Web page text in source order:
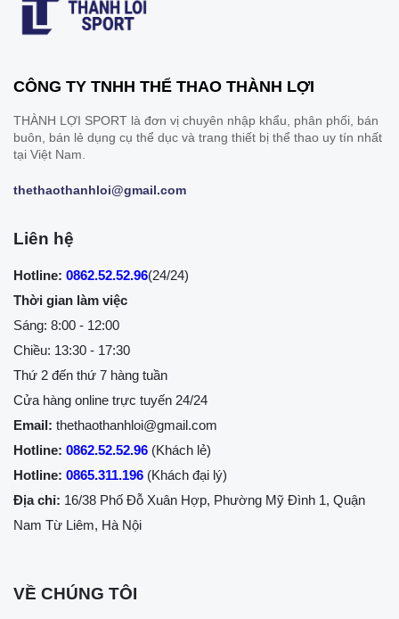
CÔNG TY TNHH THỂ THAO THÀNH LỢI
THÀNH LỢI SPORT là đơn vị chuyên nhập khẩu, phân phối, bán
buôn, bán lẻ dụng cụ thể dục và trang thiết bị thể thao uy tín nhất
tại Việt Nam.
thethaothanhloi@gmail.com
Liên hệ
Hotline: 0862.52.52.96(24/24)
Thời gian làm việc
Sáng: 8:00 - 12:00
Chiều: 13:30 - 17:30
Thứ 2 đến thứ 7 hàng tuần
Cửa hàng online trực tuyến 24/24
Email: thethaothanhloi@gmail.com
Hotline: 0862.52.52.96 (Khách lẻ)
Hotline: 0865.311.196 (Khách đại lý)
Địa chỉ: 16/38 Phố Đỗ Xuân Hợp, Phường Mỹ Đình 1, Quận
Nam Từ Liêm, Hà Nội
VỀ CHÚNG TÔI